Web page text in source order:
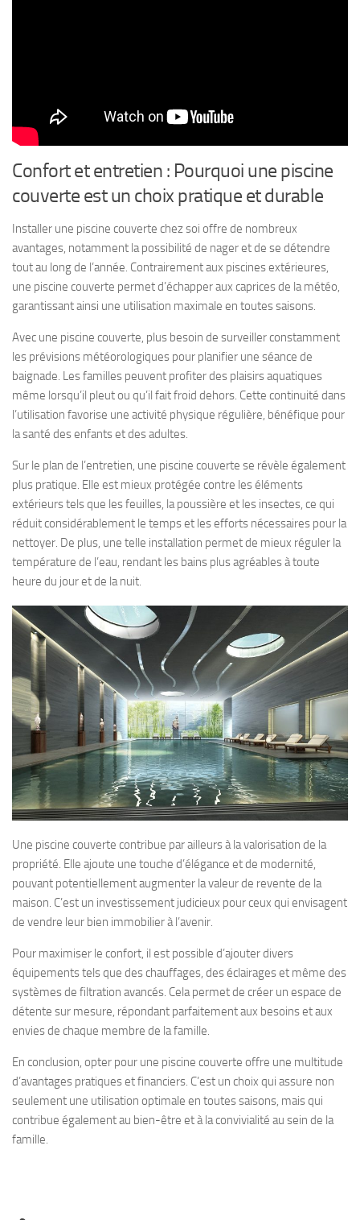
Confort et entretien : Pourquoi une piscine
couverte est un choix pratique et durable
Installer une piscine couverte chez soi offre de nombreux
avantages, notamment la possibilité de nager et de se détendre
tout au long de l’année. Contrairement aux piscines extérieures,
une piscine couverte permet d’échapper aux caprices de la météo,
garantissant ainsi une utilisation maximale en toutes saisons.
Avec une piscine couverte, plus besoin de surveiller constamment
les prévisions météorologiques pour planifier une séance de
baignade. Les familles peuvent profiter des plaisirs aquatiques
même lorsqu’il pleut ou qu’il fait froid dehors. Cette continuité dans
l’utilisation favorise une activité physique régulière, bénéfique pour
la santé des enfants et des adultes.
Sur le plan de l’entretien, une piscine couverte se révèle également
plus pratique. Elle est mieux protégée contre les éléments
extérieurs tels que les feuilles, la poussière et les insectes, ce qui
réduit considérablement le temps et les efforts nécessaires pour la
nettoyer. De plus, une telle installation permet de mieux réguler la
température de l’eau, rendant les bains plus agréables à toute
heure du jour et de la nuit.
Une piscine couverte contribue par ailleurs à la valorisation de la
propriété. Elle ajoute une touche d’élégance et de modernité,
pouvant potentiellement augmenter la valeur de revente de la
maison. C’est un investissement judicieux pour ceux qui envisagent
de vendre leur bien immobilier à l’avenir.
Pour maximiser le confort, il est possible d’ajouter divers
équipements tels que des chauffages, des éclairages et même des
systèmes de filtration avancés. Cela permet de créer un espace de
détente sur mesure, répondant parfaitement aux besoins et aux
envies de chaque membre de la famille.
En conclusion, opter pour une piscine couverte offre une multitude
d’avantages pratiques et financiers. C’est un choix qui assure non
seulement une utilisation optimale en toutes saisons, mais qui
contribue également au bien-être et à la convivialité au sein de la
famille.